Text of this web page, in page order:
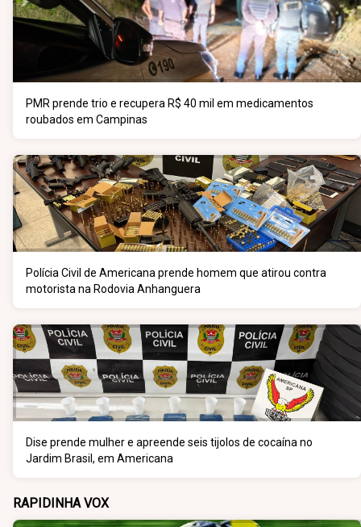
PMR prende trio e recupera R$ 40 mil em medicamentos
roubados em Campinas
Polícia Civil de Americana prende homem que atirou contra
motorista na Rodovia Anhanguera
Dise prende mulher e apreende seis tijolos de cocaína no
Jardim Brasil, em Americana
RAPIDINHA VOX